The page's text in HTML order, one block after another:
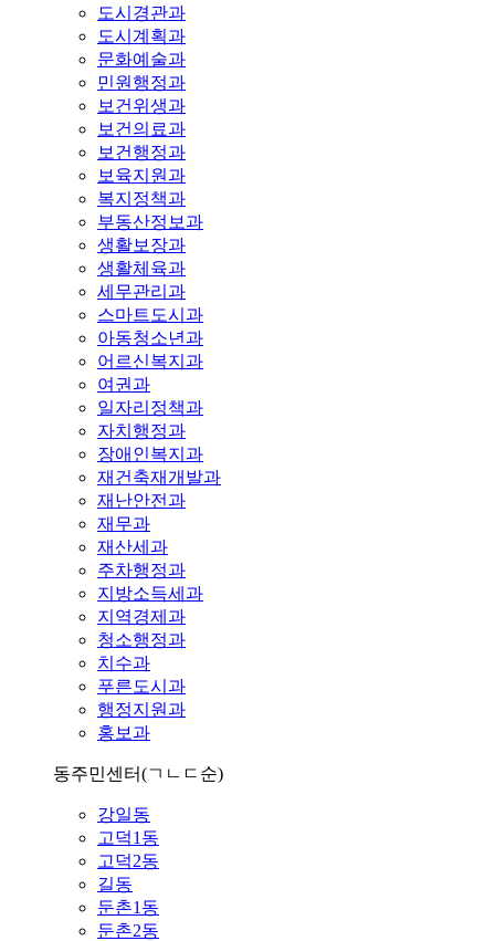
도시경관과
도시계획과
문화예술과
민원행정과
보건위생과
보건의료과
보건행정과
보육지원과
복지정책과
부동산정보과
생활보장과
생활체육과
세무관리과
스마트도시과
아동청소년과
어르신복지과
여권과
일자리정책과
자치행정과
장애인복지과
재건축재개발과
재난안전과
재무과
재산세과
주차행정과
지방소득세과
지역경제과
청소행정과
치수과
푸른도시과
행정지원과
홍보과
동주민센터(ㄱㄴㄷ순)
강일동
고덕1동
고덕2동
길동
둔촌1동
둔촌2동